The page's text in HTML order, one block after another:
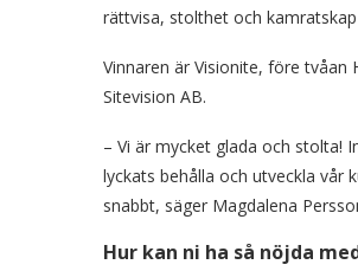
rättvisa, stolthet och
Vinnaren är Visionite, före tvåan
Sitevision AB.
– Vi är mycket glada och stolta!
lyckats behålla och utveckla vår
snabbt, säger Magdalena
Hur kan ni ha så nöjda